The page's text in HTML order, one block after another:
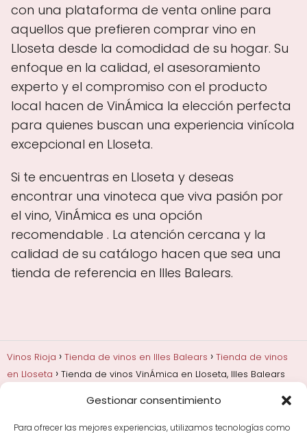
Gestionar consentimiento
Para ofrecer las mejores experiencias, utilizamos tecnologías como
con una plataforma de venta online para
aquellos que prefieren comprar vino en
Lloseta desde la comodidad de su hogar. Su
enfoque en la calidad, el asesoramiento
experto y el compromiso con el producto
local hacen de VinÁmica la elección perfecta
para quienes buscan una experiencia vinícola
excepcional en Lloseta.
Si te encuentras en Lloseta y deseas
encontrar una vinoteca que viva pasión por
el vino, VinÁmica es una opción
recomendable . La atención cercana y la
calidad de su catálogo hacen que sea una
tienda de referencia en Illes Balears.
Vinos Rioja Tienda de vinos en Illes Balears
Tienda de vinos
en Lloseta
Tienda de vinos VinÁmica en Lloseta, Illes Balears
Añadas, crianza y guarda
Bodegas y marcas de
Comprar vino